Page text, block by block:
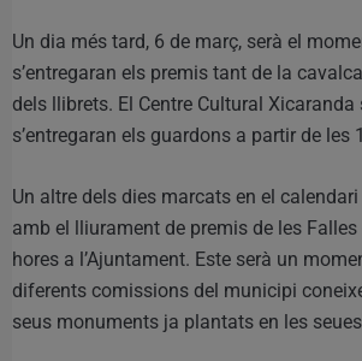
Un dia més tard, 6 de març, serà el
s’entregaran els premis tant de la
dels llibrets. El Centre Cultural Xicaranda
s’entregaran els guardons a partir de les
Un altre dels dies marcats en el
amb el lliurament de premis de les
hores a l’Ajuntament. Este serà un
diferents comissions del municipi
seus monuments ja plantats en les